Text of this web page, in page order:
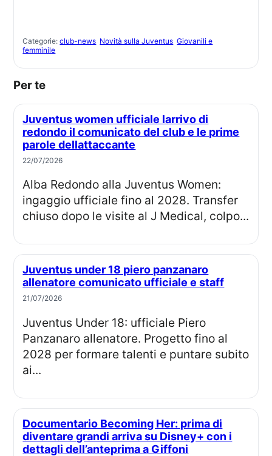
Categorie:club-news Novità sulla Juventus Giovanili e
femminile
Per te
Juventus women ufficiale larrivo di
redondo il comunicato del club e le prime
parole dellattaccante
22/07/2026
Alba Redondo alla Juventus Women:
ingaggio ufficiale fino al 2028. Transfer
chiuso dopo le visite al J Medical, colpo...
Juventus under 18 piero panzanaro
allenatore comunicato ufficiale e staff
21/07/2026
Juventus Under 18: ufficiale Piero
Panzanaro allenatore. Progetto fino al
2028 per formare talenti e puntare subito
ai...
Documentario Becoming Her: prima di
diventare grandi arriva su Disney+ con i
dettagli dell’anteprima a Giffoni